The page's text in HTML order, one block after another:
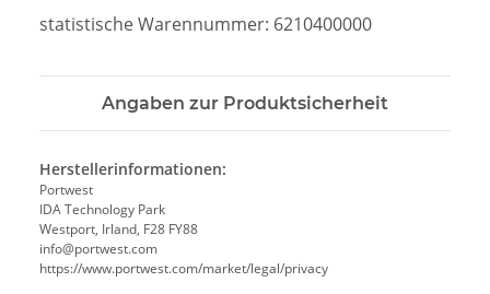
statistische Warennummer: 6210400000
Angaben zur Produktsicherheit
Herstellerinformationen:
Portwest
IDA Technology Park
Westport, Irland, F28 FY88
info@portwest.com
https://www.portwest.com/market/legal/privacy